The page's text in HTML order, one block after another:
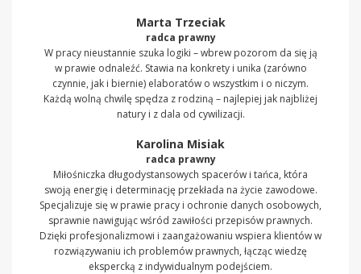
Marta Trzeciak
radca prawny
W pracy nieustannie szuka logiki – wbrew pozorom da się ją
w prawie odnaleźć. Stawia na konkrety i unika (zarówno
czynnie, jak i biernie) elaboratów o wszystkim i o niczym.
Każdą wolną chwilę spędza z rodziną – najlepiej jak najbliżej
natury i z dala od cywilizacji.
Karolina Misiak
radca prawny
Miłośniczka długodystansowych spacerów i tańca, która
swoją energię i determinację przekłada na życie zawodowe.
Specjalizuje się w prawie pracy i ochronie danych osobowych,
sprawnie nawigując wśród zawiłości przepisów prawnych.
Dzięki profesjonalizmowi i zaangażowaniu wspiera klientów w
rozwiązywaniu ich problemów prawnych, łącząc wiedzę
ekspercką z indywidualnym podejściem.